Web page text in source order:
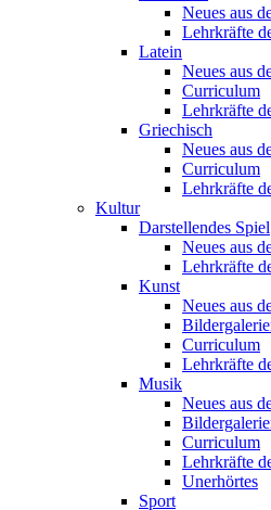
Neues aus
Lehrkräfte
Latein
Neues aus
Curriculum
Lehrkräfte
Griechisch
Neues aus
Curriculum
Lehrkräfte
Kultur
Darstellendes Spiel
Neues aus
Lehrkräfte
Kunst
Neues aus
Curriculum
Lehrkräfte
Musik
Neues aus
Curriculum
Lehrkräfte
Unerhörtes
Sport